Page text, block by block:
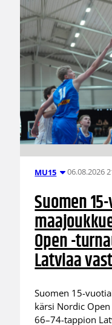
MU15 06.08.2026
Suomen
Open -
Latviaa
Suomen 15-
kärsi Nordic
66–74-tappion